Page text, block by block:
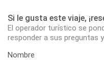
Si le gusta este viaje,
El operador turístico se
responder a sus preguntas
Nombre